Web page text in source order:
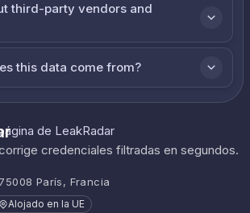
third-party vendors and
this data come from?
credenciales filtradas en segundos.
París, Francia
Alojado en la UE